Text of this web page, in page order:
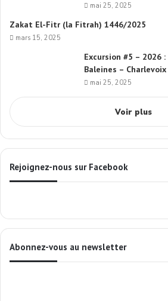
mai 25, 2025
Zakat El-Fitr (la Fitrah) 1446/2025
mars 15, 2025
Excursion #5 – 2026
Baleines – Charlevoix
mai 25, 2025
Voir plus
Rejoignez-nous sur Facebook
Abonnez-vous au newsletter